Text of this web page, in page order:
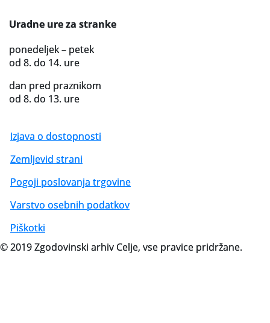
Uradne ure za stranke
ponedeljek – petek
od 8. do 14. ure
dan pred praznikom
od 8. do 13. ure
Izjava o dostopnosti
Zemljevid strani
Pogoji poslovanja trgovine
Varstvo osebnih podatkov
Piškotki
© 2019 Zgodovinski arhiv Celje, vse pravice pridržane.